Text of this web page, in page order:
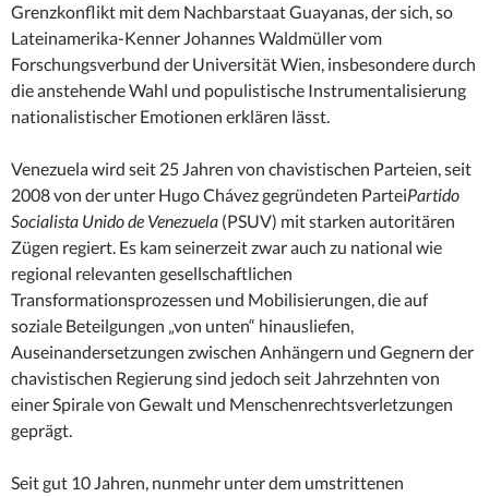
Grenzkonflikt mit dem Nachbarstaat Guayanas, der sich, so
Lateinamerika-Kenner Johannes Waldmüller vom
Forschungsverbund der Universität Wien, insbesondere durch
die anstehende Wahl und populistische Instrumentalisierung
nationalistischer Emotionen erklären lässt.
Venezuela wird seit 25 Jahren von chavistischen Parteien, seit
2008 von der unter Hugo Chávez gegründeten ParteiPartido
Socialista Unido de Venezuela (PSUV) mit starken autoritären
Zügen regiert. Es kam seinerzeit zwar auch zu national wie
regional relevanten gesellschaftlichen
Transformationsprozessen und Mobilisierungen, die auf
soziale Beteilgungen „von unten“ hinausliefen,
Auseinandersetzungen zwischen Anhängern und Gegnern der
chavistischen Regierung sind jedoch seit Jahrzehnten von
einer Spirale von Gewalt und Menschenrechtsverletzungen
geprägt.
Seit gut 10 Jahren, nunmehr unter dem umstrittenen